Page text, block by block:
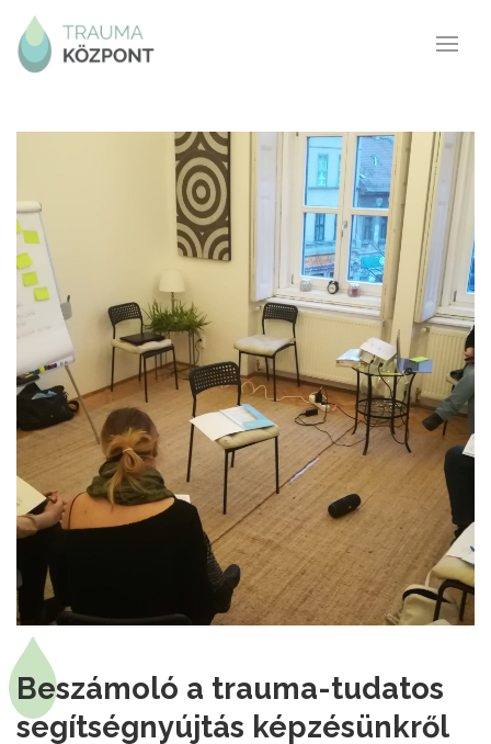
Beszámoló a trauma-tudatos
segítségnyújtás képzésünkről